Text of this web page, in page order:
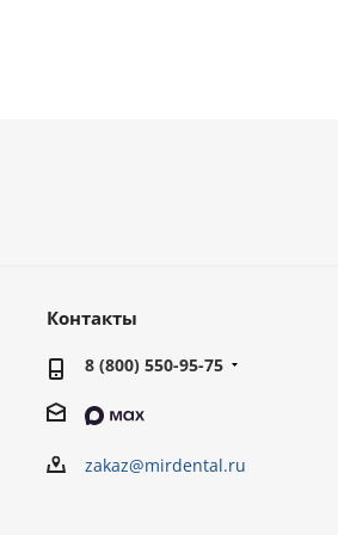
Контакты
8 (800) 550-95-75
zakaz@mirdental.ru